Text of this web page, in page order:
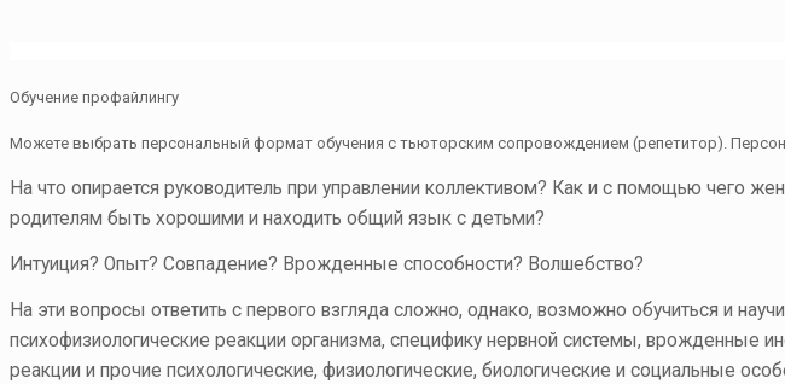
Обучение профайлингу
Можете выбрать персональный формат обучения с тьюторским сопровождением (репетитор).
На что опирается руководитель при управлении коллективом? Как и с помощью чего
родителям быть хорошими и находить общий язык с детьми?
Интуиция? Опыт? Совпадение? Врожденные способности? Волшебство?
На эти вопросы ответить с первого взгляда сложно, однако, возможно обучиться и
психофизиологические реакции организма, специфику нервной системы, врожденные
реакции и прочие психологические, физиологические, биологические и социальные